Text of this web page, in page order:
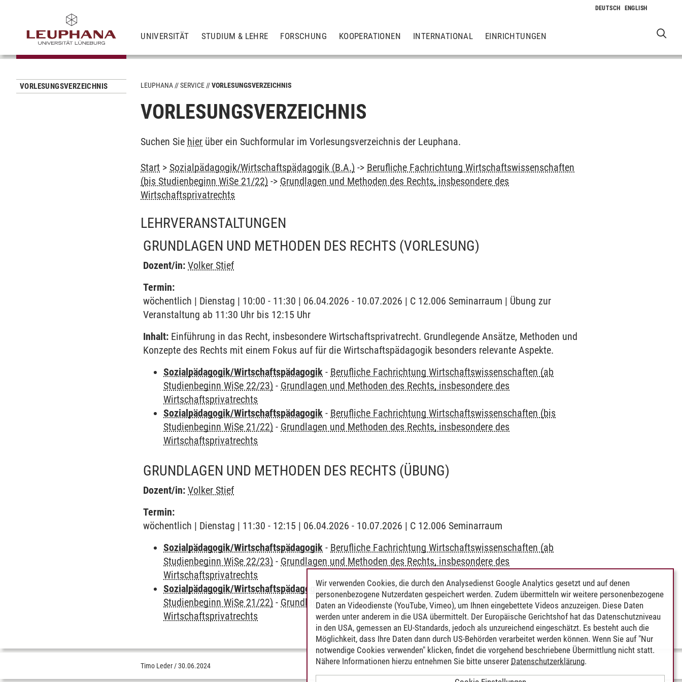
UNIVERSITÄT STUDIUM & LEHRE FORSCHUNG KOOPERATIONEN INTERNATIONAL EINRICHTUNGEN
VORLESUNGSVERZEICHNIS LEUPHANA SERVICE VORLESUNGSVERZEICHNIS
VORLESUNGSVERZEICHNIS
Suchen Sie hier über ein Suchformular im Vorlesungsverzeichnis der Leuphana.
Start > Sozialpädagogik/Wirtschaftspädagogik (B.A.) -> Berufliche Fachrichtung Wirtschaftswissenschaften
(bis Studienbeginn WiSe 21/22) -> Grundlagen und Methoden des Rechts, insbesondere des
Wirtschaftsprivatrechts
LEHRVERANSTALTUNGEN
GRUNDLAGEN UND METHODEN DES RECHTS (VORLESUNG)
Dozent/in: Volker Stief
Termin:
wöchentlich | Dienstag | 10:00 - 11:30 | 06.04.2026 - 10.07.2026 | C 12.006 Seminarraum | Übung zur
Veranstaltung ab 11:30 Uhr bis 12:15 Uhr
Inhalt: Einführung in das Recht, insbesondere Wirtschaftsprivatrecht. Grundlegende Ansätze, Methoden und
Konzepte des Rechts mit einem Fokus auf für die Wirtschaftspädagogik besonders relevante Aspekte.
Sozialpädagogik/Wirtschaftspädagogik - Berufliche Fachrichtung Wirtschaftswissenschaften (ab
Studienbeginn WiSe 22/23) - Grundlagen und Methoden des Rechts, insbesondere des
Wirtschaftsprivatrechts
Sozialpädagogik/Wirtschaftspädagogik - Berufliche Fachrichtung Wirtschaftswissenschaften (bis
Studienbeginn WiSe 21/22) - Grundlagen und Methoden des Rechts, insbesondere des
Wirtschaftsprivatrechts
GRUNDLAGEN UND METHODEN DES RECHTS (ÜBUNG)
Dozent/in: Volker Stief
Termin:
wöchentlich | Dienstag | 11:30 - 12:15 | 06.04.2026 - 10.07.2026 | C 12.006 Seminarraum
Sozialpädagogik/Wirtschaftspädagogik - Berufliche Fachrichtung Wirtschaftswissenschaften (ab
Studienbeginn WiSe 22/23) - Grundlagen und Methoden des Rechts, insbesondere des
Wirtschaftsprivatrechts
Sozialpädagogik/Wirtschaftspädagogik-Berufliche Fachrichtung Wirtschaftswissenschaften (bis
Studienbeginn WiSe 21/22) - Grundlagen und Methoden des Rechts, insbesondere des
Wirtschaftsprivatrechts
Timo Leder /30.06.2024
Wir verwenden Cookies, die durch den Analysedienst Google Analytics gesetzt und auf denen
personenbezogene Nutzerdaten gespeichert werden. Zudem übermitteln wir weitere personenbezogene
Daten an Videodienste (YouTube, Vimeo), um Ihnen eingebettete Videos anzuzeigen. Diese Daten
werden unter anderem in die USA übermittelt. Der Europäische Gerichtshof hat das Datenschutzniveau
in den USA, gemessen an EU-Standards, jedoch als unzureichend eingeschätzt. Es besteht auch die
Möglichkeit, dass Ihre Daten dann durch US-Behörden verarbeitet werden können. Wenn Sie auf "Nur
notwendige Cookies verwenden" klicken, findet die vorgehend beschriebene Übermittlung nicht statt.
Nähere Informationen hierzu entnehmen Sie bitte unserer Datenschutzerklärung.